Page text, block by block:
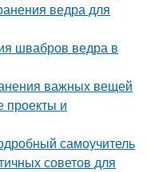
ведра для
швабров ведра в
важных вещей
проекты и
самоучитель
советов для